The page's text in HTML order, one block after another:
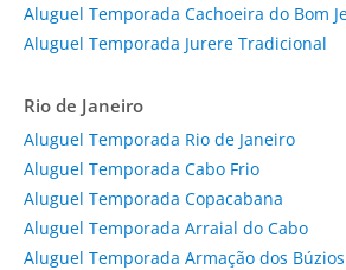
Aluguel Temporada Cachoeira do Bom
Aluguel Temporada Jurere Tradicional
Rio de Janeiro
Aluguel Temporada Rio de Janeiro
Aluguel Temporada Cabo Frio
Aluguel Temporada Copacabana
Aluguel Temporada Arraial do Cabo
Aluguel Temporada Armação dos Búzios